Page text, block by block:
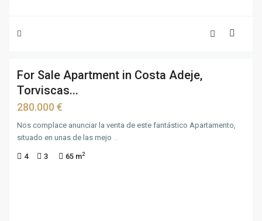
For Sale Apartment in Costa Adeje,
Torviscas...
280.000 €
Nos complace anunciar la venta de este fantástico Apartamento,
situado en unas de las mejo ...
4 3 65 m2